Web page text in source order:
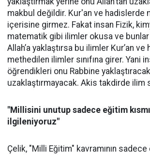
makbul değildir. Kur'an ve hadislerde
içerisine girmez. Fakat insan Fizik,
matematik gibi ilimler okusa ve
Allah’a yaklaştırsa bu ilimler Kur’an
methedilen ilimler sınıfına girer. Yani
öğrendikleri onu Rabbine
uzaklaştırmayacak. Akis takdirde ilim
"Millisini unutup sadece eğitim
ilgileniyoruz"
Çelik, "Milli Eğitim" kavramının